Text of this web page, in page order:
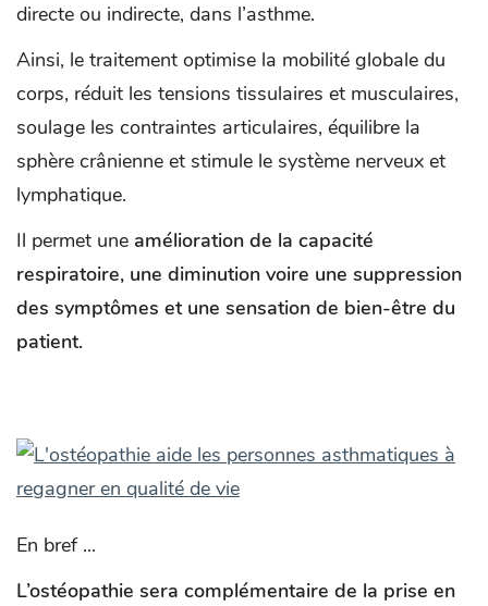
directe ou indirecte, dans l’asthme.
Ainsi, le traitement optimise la mobilité globale du
corps, réduit les tensions tissulaires et musculaires,
soulage les contraintes articulaires, équilibre la
sphère crânienne et stimule le système nerveux et
lymphatique.
Il permet une amélioration de la capacité
respiratoire, une diminution voire une suppression
des symptômes et une sensation de bien-être du
patient.
En bref ...
L’ostéopathie sera complémentaire de la prise en